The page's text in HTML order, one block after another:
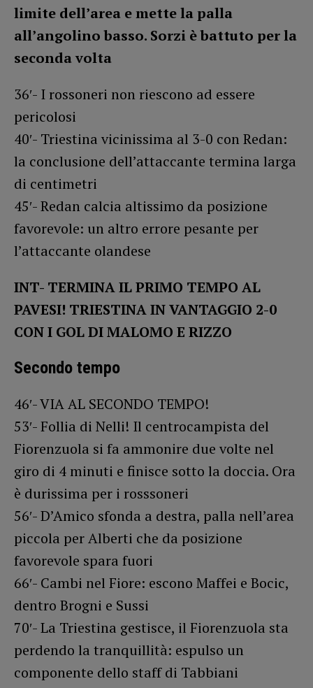
limite dell’area e mette la palla
all’angolino basso. Sorzi è battuto per la
seconda volta
36′- I rossoneri non riescono ad essere
pericolosi
40′- Triestina vicinissima al 3-0 con Redan:
la conclusione dell’attaccante termina larga
di centimetri
45′- Redan calcia altissimo da posizione
favorevole: un altro errore pesante per
l’attaccante olandese
INT- TERMINA IL PRIMO TEMPO AL
PAVESI! TRIESTINA IN VANTAGGIO 2-0
CON I GOL DI MALOMO E RIZZO
Secondo tempo
46′- VIA AL SECONDO TEMPO!
53′- Follia di Nelli! Il centrocampista del
Fiorenzuola si fa ammonire due volte nel
giro di 4 minuti e finisce sotto la doccia. Ora
è durissima per i rosssoneri
56′- D’Amico sfonda a destra, palla nell’area
piccola per Alberti che da posizione
favorevole spara fuori
66′- Cambi nel Fiore: escono Maffei e Bocic,
dentro Brogni e Sussi
70′- La Triestina gestisce, il Fiorenzuola sta
perdendo la tranquillità: espulso un
componente dello staff di Tabbiani